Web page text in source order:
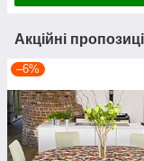
Акційні
–6%